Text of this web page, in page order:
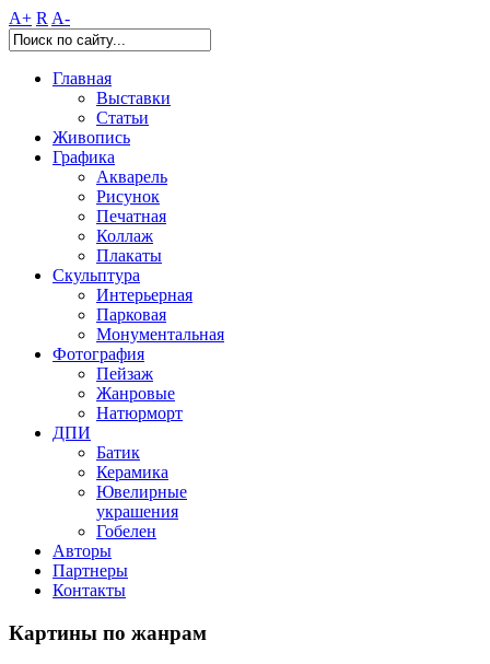
A+ R A-
Главная
Выставки
Статьи
Живопись
Графика
Акварель
Рисунок
Печатная
Коллаж
Плакаты
Скульптура
Интерьерная
Парковая
Монументальная
Фотография
Пейзаж
Жанровые
Натюрморт
ДПИ
Батик
Керамика
Ювелирные
украшения
Гобелен
Авторы
Партнеры
Контакты
Картины по жанрам